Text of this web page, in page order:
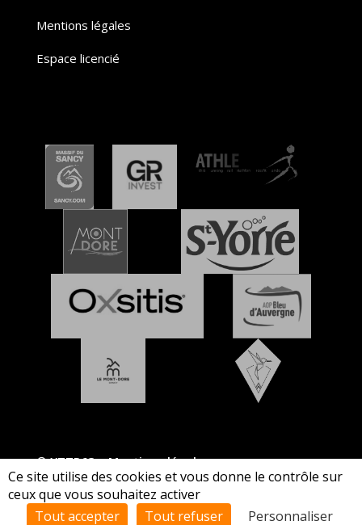
Mentions légales
Espace licencié
© XTTR63 –Mentions légales
Ce site utilise des cookies et vous donne le contrôle sur
ceux que vous souhaitez activer
Tout accepter
Tout refuser Personnaliser